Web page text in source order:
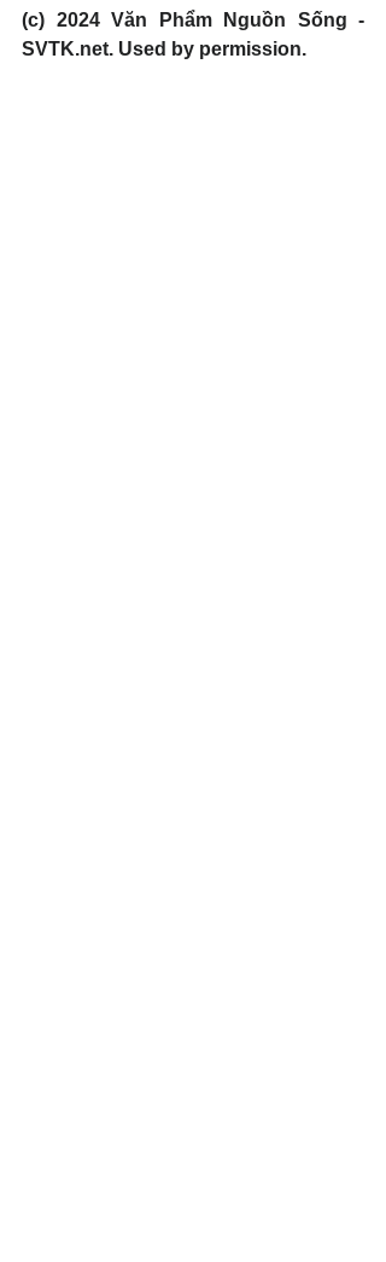
(c) 2024 Văn Phẩm Nguồn Sống -
SVTK.net. Used by permission.